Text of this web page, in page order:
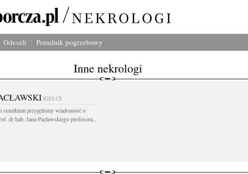
Odeszli Poradnik pogrzebowy
Inne nekrologi
KIELCE
smutkiem przyjęliśmy wiadomość o
dr hab. Jana Pacławskiego profesora...